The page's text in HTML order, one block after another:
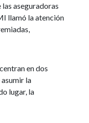
aseguradoras
llamó la atención
en dos
la
lugar, la